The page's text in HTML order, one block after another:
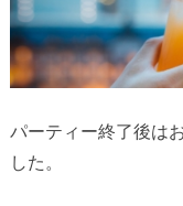
パーティー終了後は
した。